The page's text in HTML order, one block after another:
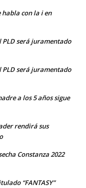
habla con la i en
PLD será juramentado
PLD será juramentado
a los 5 años sigue
rendirá sus
Constanza 2022
“FANTASY”